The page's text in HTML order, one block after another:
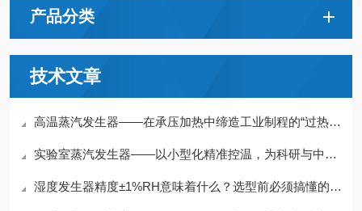
产品分类
技术文章
高温蒸汽发生器——在承压加热中缔造工业制程的“过热动力“
实验室蒸汽发生器——以小型化精准控温，为科研与中试重现热力条件
湿度发生器精度±1%RH意味着什么？选型前必须搞懂的5个指标